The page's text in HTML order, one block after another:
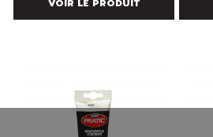
VOIR LE PRODUIT